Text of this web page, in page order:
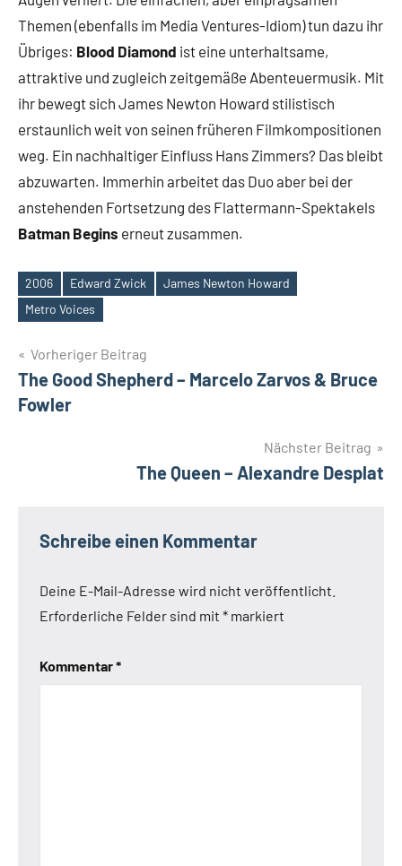
Themen (ebenfalls im Media Ventures-Idiom) tun dazu ihr
Übriges: Blood Diamond ist eine unterhaltsame,
attraktive und zugleich zeitgemäße Abenteuermusik. Mit
ihr bewegt sich James Newton Howard stilistisch
erstaunlich weit von seinen früheren Filmkompositionen
weg. Ein nachhaltiger Einfluss Hans Zimmers? Das bleibt
abzuwarten. Immerhin arbeitet das Duo aber bei der
anstehenden Fortsetzung des Flattermann-Spektakels
Batman Begins erneut zusammen.
Schlagwörter
2006 Edward Zwick
James Newton Howard
Metro Voices
Beitragsnavigation
Vorheriger Beitrag
The Good Shepherd – Marcelo Zarvos & Bruce
Fowler
Nächster Beitrag
The Queen – Alexandre Desplat
Schreibe einen Kommentar
Deine E-Mail-Adresse wird nicht veröffentlicht.
Erforderliche Felder sind mit * markiert
Kommentar*